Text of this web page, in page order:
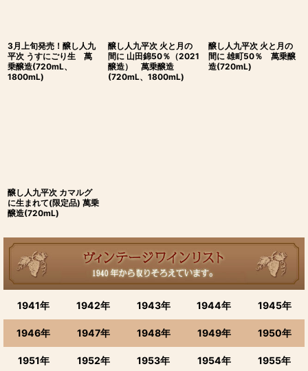
3月上旬発売！醸し人九
平次 うすにごり生 萬
乗醸造(720mL、
1800mL)
醸し人九平次 火と月の
間に 山田錦50％（2021
醸造） 萬乗醸造
(720mL、1800mL)
醸し人九平次 火と月の
間に 雄町50％ 萬乗醸
造(720mL)
醸し人九平次 カマルグ
に生まれて(限定品) 萬乗
醸造(720mL)
1941年 1942年 1943年 1944年 1945年
1946年 1947年 1948年 1949年 1950年
1951年 1952年 1953年 1954年 1955年